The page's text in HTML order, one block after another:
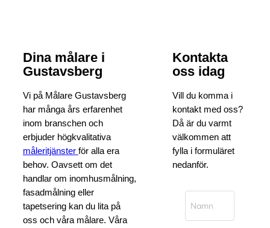
Dina målare i
Gustavsberg
Vi på Målare Gustavsberg
har många års erfarenhet
inom branschen och
erbjuder högkvalitativa
måleritjänster för alla era
behov. Oavsett om det
handlar om inomhusmålning,
fasadmålning eller
tapetsering kan du lita på
oss och våra målare. Våra
Kontakta
oss idag
Vill du komma i
kontakt med oss?
Då är du varmt
välkommen att
fylla i formuläret
nedanför.